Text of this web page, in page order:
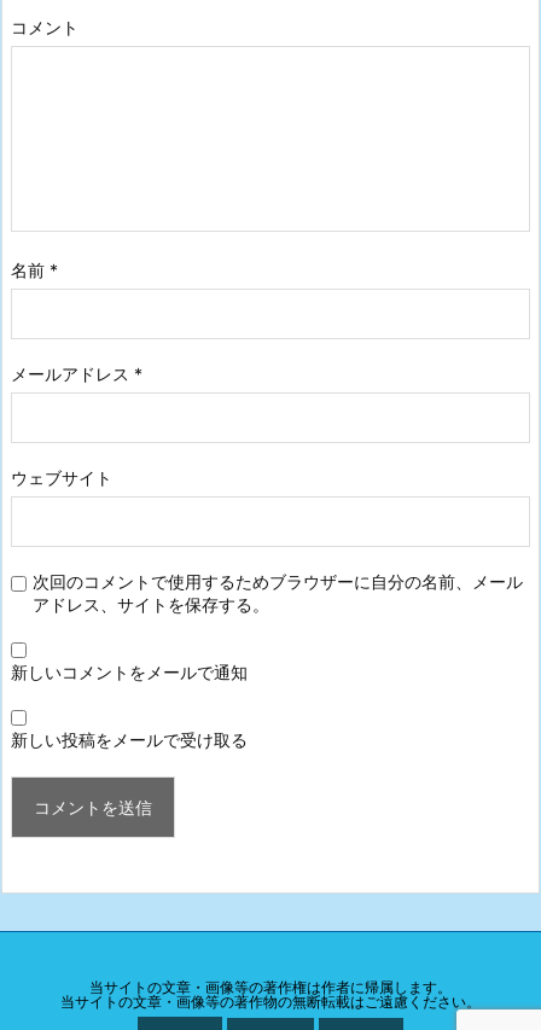
コメント
名前 *
メールアドレス *
ウェブサイト
次回のコメントで使用するためブラウザーに自分の名前、メール
アドレス、サイトを保存する。
新しいコメントをメールで通知
新しい投稿をメールで受け取る
当サイトの文章・画像等の著作権は作者に帰属します。
当サイトの文章・画像等の著作物の無断転載はご遠慮ください。